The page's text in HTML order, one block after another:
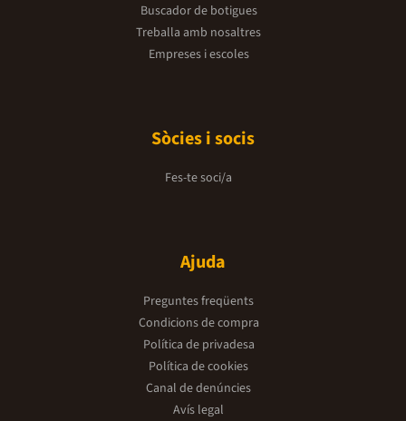
Buscador de botigues
Treballa amb nosaltres
Empreses i escoles
Sòcies i socis
Fes-te soci/a
Ajuda
Preguntes freqüents
Condicions de compra
Política de privadesa
Política de cookies
Canal de denúncies
Avís legal